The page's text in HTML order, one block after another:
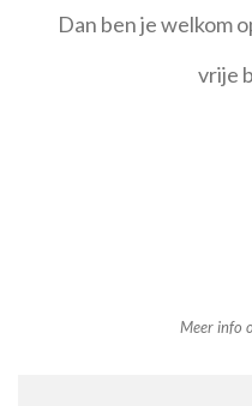
Dan ben je welkom
vrije
Meer info